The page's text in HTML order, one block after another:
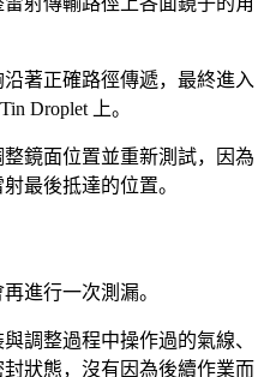
著正確路徑傳遞，最終進入
Droplet 上。
鏡面位置並重新測試，因為
最後抵達的位置。
進行一次測漏。
調整過程中操作過的氣線、
狀態，沒有因為後續作業而